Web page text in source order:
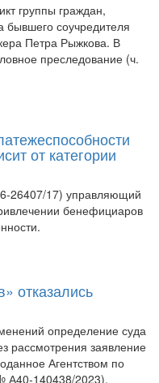
группы граждан,
соучредителя
Петра Рыжкова. В
преследование (ч.
от категории
26407/17) управляющий
бенефициаров
отказались
определение суда
рассмотрения заявление
Агентством по
А40-140438/2023).